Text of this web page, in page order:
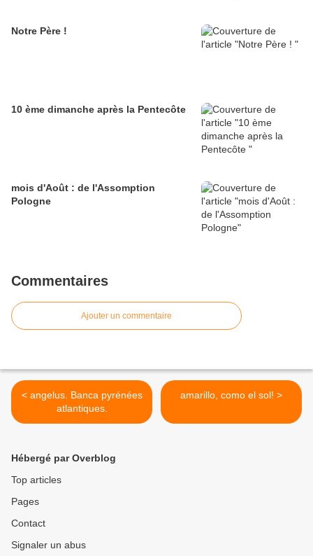
Notre Père !
10 ème dimanche après la Pentecôte
mois d'Août : de l'Assomption
Pologne
Commentaires
Ajouter un commentaire
< angelus. Banca pyrénées
atlantiques.
amarillo, como el sol! >
Hébergé par Overblog
Top articles
Pages
Contact
Signaler un abus